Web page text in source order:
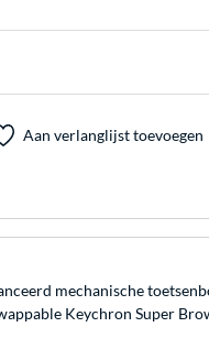
Aan verlanglijst toevoegen
mechanische
Keychron Super